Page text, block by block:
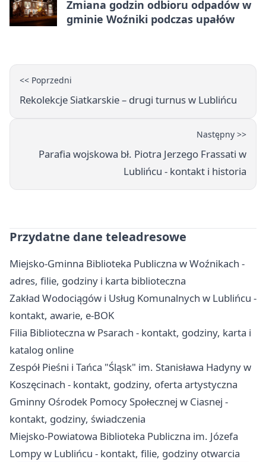
Zmiana godzin odbioru odpadów w
gminie Woźniki podczas upałów
<< Poprzedni
Rekolekcje Siatkarskie – drugi turnus w Lublińcu
Następny >>
Parafia wojskowa bł. Piotra Jerzego Frassati w
Lublińcu - kontakt i historia
Przydatne dane teleadresowe
Miejsko-Gminna Biblioteka Publiczna w Woźnikach -
adres, filie, godziny i karta biblioteczna
Zakład Wodociągów i Usług Komunalnych w Lublińcu -
kontakt, awarie, e-BOK
Filia Biblioteczna w Psarach - kontakt, godziny, karta i
katalog online
Zespół Pieśni i Tańca "Śląsk" im. Stanisława Hadyny w
Koszęcinach - kontakt, godziny, oferta artystyczna
Gminny Ośrodek Pomocy Społecznej w Ciasnej -
kontakt, godziny, świadczenia
Miejsko-Powiatowa Biblioteka Publiczna im. Józefa
Lompy w Lublińcu - kontakt, filie, godziny otwarcia